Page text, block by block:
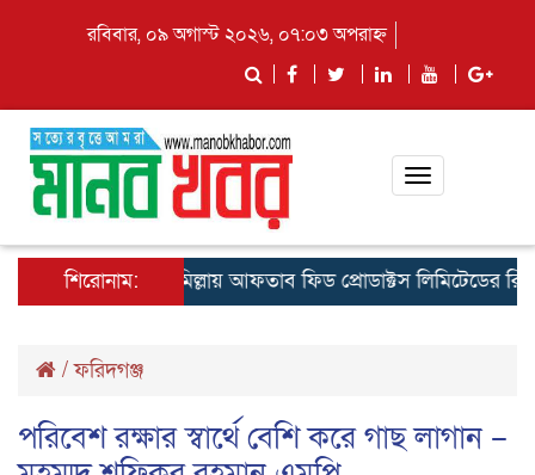
রবিবার, ০৯ অগাস্ট ২০২৬, ০৭:০৩ অপরাহ্ন
Toggle
শিরোনাম:কুমিল্লায় আফতাব ফিড প্রোডাক্টস লিমিটেডের
/ফরিদগঞ্জ
পরিবেশ রক্ষার স্বার্থে বেশি করে গাছ লাগান –